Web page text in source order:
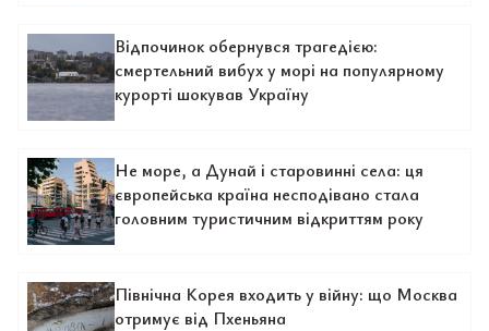
Відпочинок обернувся трагедією:
смертельний вибух у морі на популярному
курорті шокував Україну
Не море, а Дунай і старовинні села: ця
європейська країна несподівано стала
головним туристичним відкриттям року
Північна Корея входить у війну: що Москва
отримує від Пхеньяна